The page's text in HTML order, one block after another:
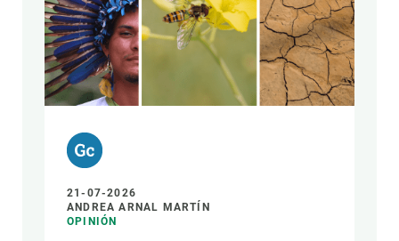
AUTOR
21-07-2026
ANDREA ARNAL MARTÍN
OPINIÓN